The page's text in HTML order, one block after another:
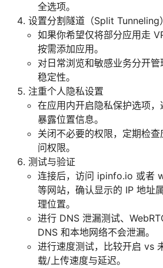
全选项。
设置分割隧道（Split Tunneling）
如果你希望仅将部分应用走
按需添加应用。
对日常浏览和敏感业务分开
稳定性。
注重个人隐私设置
在应用内开启隐私保护选项
暴露位置信息。
关闭不必要的权限，定期检
问权限。
测试与验证
连接后，访问 ipinfo.io 或者
等网站，确认显示的 IP 地址
理位置。
进行 DNS 泄漏测试、
DNS 和本地网络不会泄漏。
进行速度测试，比较开启 vs
载/上传速度与延迟。